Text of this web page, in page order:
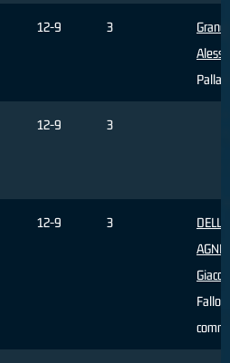
12-9 3
Palla
12-9 3
12-9 3
DELL'
Fallo